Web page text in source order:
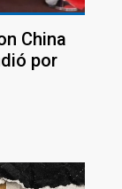
China
por